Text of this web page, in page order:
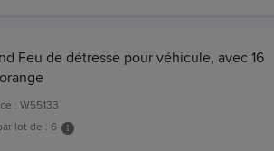
Feu de détresse pour véhicule, avec 16
: W55133
lot de : 6